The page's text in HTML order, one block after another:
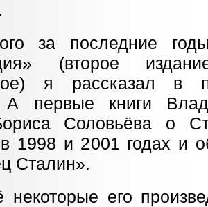
за последние
(второе
я рассказал в
А первые книги
Соловьёва о
и 2001 годах и
Сталин».
некоторые его